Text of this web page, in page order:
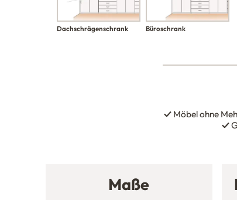
Dachschrägenschrank Büroschrank
✓Möbel ohne
✓
Maße